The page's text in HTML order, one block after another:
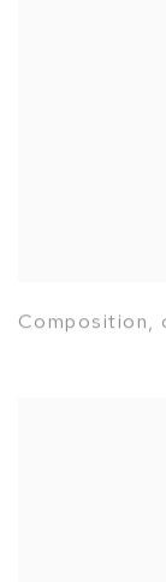
Composition,